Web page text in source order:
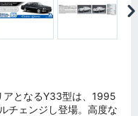
アとなるY33型は、1995
チェンジし登場。高度な